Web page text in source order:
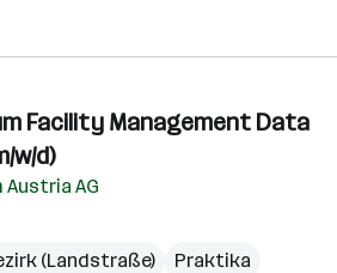
Facility Management Data
w/d)
Austria AG
(Landstraße)
Praktika